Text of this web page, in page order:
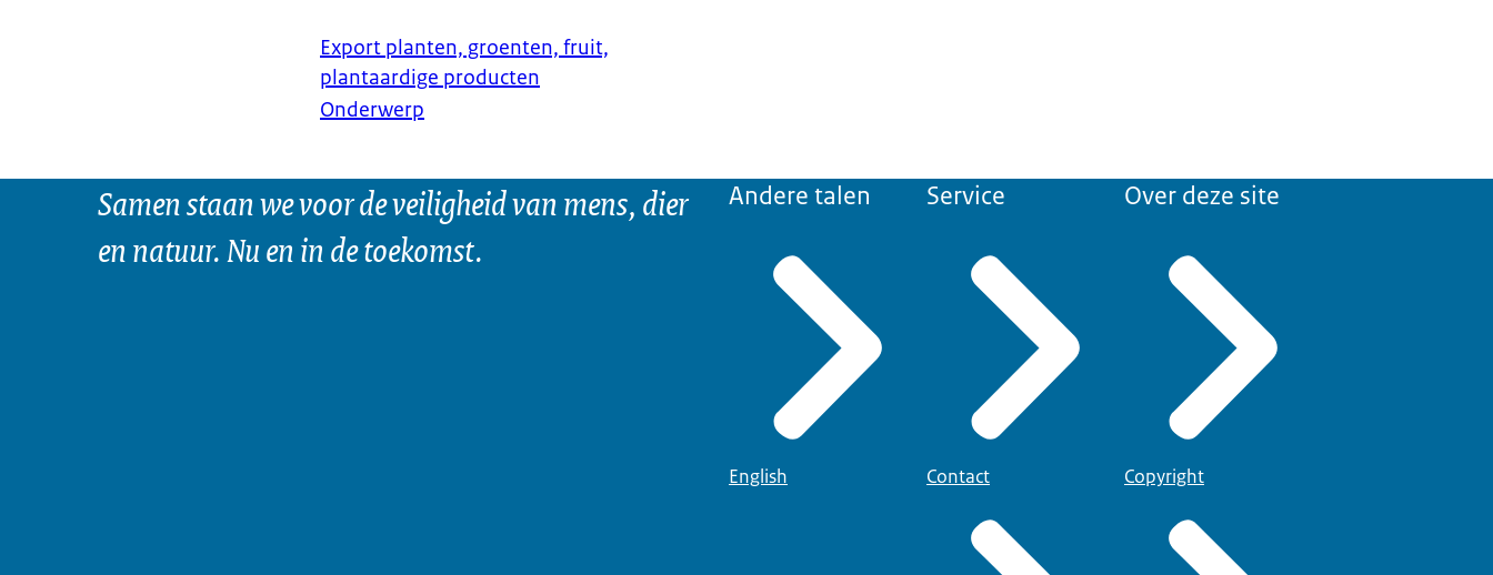
Export planten, groenten, fruit,
plantaardige producten
Onderwerp
Samen staan we voor de veiligheid van mens, dier
en natuur. Nu en in de toekomst.
Andere talen
English
Service
Contact
Over deze site
Copyright